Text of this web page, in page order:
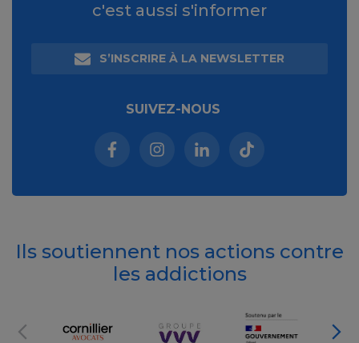
c'est aussi s'informer
S’INSCRIRE À LA NEWSLETTER
SUIVEZ-NOUS
Facebook (nouvelle fenêtre)
Instagram (nouvelle fenêtre)
Linkedin (nouvelle
Tiktok (nouvelle
Ils soutiennent nos actions contre
les addictions